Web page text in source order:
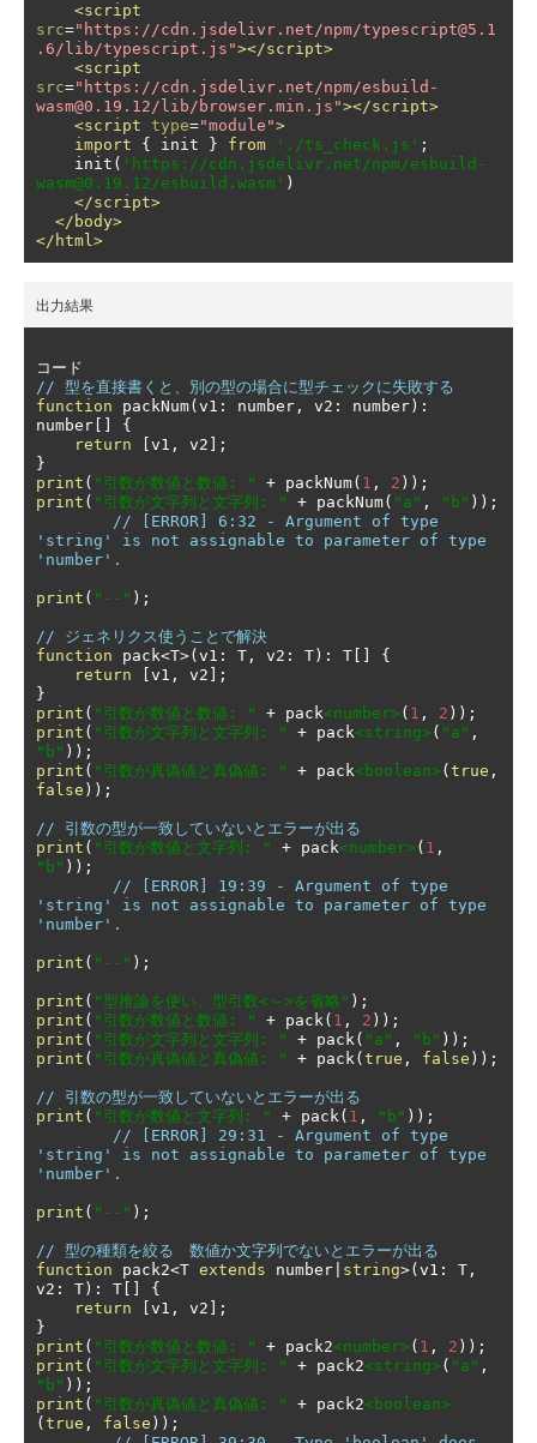
<script
src="https://cdn.jsdelivr.net/npm/typescript@5.1
.6/lib/typescript.js"></script>
<script
src="https://cdn.jsdelivr.net/npm/esbuild-
wasm@0.19.12/lib/browser.min.js"></script>
<script type="module">
import
{ init } from './ts_check.js' ;
    init
( 'https://cdn.jsdelivr.net/npm/esbuild-
wasm@0.19.12/esbuild.wasm' )
</script>
</body>
</html>
出力結果
コード
// 型を直接書くと、別の型の場合に型チェックに失敗する
function packNum( v1 : number , v2 : number ):
number
{
return
v1 , v2 ];
}
print ( "引数が数値と数値: " + packNum( 1 , 2 ));
print ( "引数が文字列と文字列: " + packNum( "a" , "b" ));
// [ERROR] 6:32 - Argument of type
'string' is not assignable to parameter of type
'number'.
print ( "--" );
// ジェネリクス使うことで解決
function pack<T>( v1 : T , v2 : T ): T
{
return
v1 , v2 ];
}
print ( "引数が数値と数値: " + pack<number> ( 1 , 2 ));
print ( "引数が文字列と文字列: " + pack<string> ( "a" ,
"b" ));
print ( "引数が真偽値と真偽値: " + pack<boolean> ( true ,
false ));
// 引数の型が一致していないとエラーが出る
print ( "引数が数値と文字列: " + pack<number> ( 1 ,
"b" ));
// [ERROR] 19:39 - Argument of type
'string' is not assignable to parameter of type
'number'.
print ( "--" );
print ( "型推論を使い、型引数<～>を省略" );
print ( "引数が数値と数値: " + pack( 1 , 2 ));
print ( "引数が文字列と文字列: " + pack( "a" , "b" ));
print ( "引数が真偽値と真偽値: " + pack( true , false ));
// 引数の型が一致していないとエラーが出る
print ( "引数が数値と文字列: " + pack( 1 , "b" ));
// [ERROR] 29:31 - Argument of type
'string' is not assignable to parameter of type
'number'.
print ( "--" );
// 型の種類を絞る　数値か文字列でないとエラーが出る
function pack2<T extends number string>( v1 : T ,
v2 : T ): T
{
return
v1 , v2 ];
}
print ( "引数が数値と数値: " + pack2<number> ( 1 , 2 ));
print ( "引数が文字列と文字列: " + pack2<string> ( "a" ,
"b" ));
print ( "引数が真偽値と真偽値: " + pack2<boolean>
( true , false ));